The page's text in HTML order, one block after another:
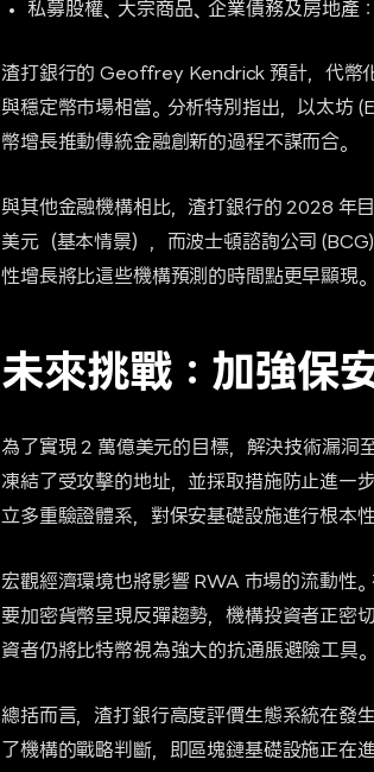
私募股權、大宗商品、企業債務及房地產
渣打銀行的 Geoffrey Kendrick 預計，代幣
與穩定幣市場相當。分析特別指出，以太坊
幣增長推動傳統金融創新的過程不謀而合。
與其他金融機構相比，渣打銀行的 2028 年
美元（基本情景），而波士頓諮詢公司
性增長將比這些機構預測的時間點更早顯現。
未來挑戰：加強保
為了實現 2 萬億美元的目標，解決技術漏洞
凍結了受攻擊的地址，並採取措施防止進一
立多重驗證體系，對保安基礎設施進行根本性
宏觀經濟環境也將影響 RWA 市場的流動性
要加密貨幣呈現反彈趨勢，機構投資者正密
資者仍將比特幣視為強大的抗通脹避險工具。
總括而言，渣打銀行高度評價生態系統在發
了機構的戰略判斷，即區塊鏈基礎設施正在